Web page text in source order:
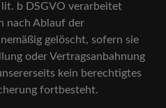
b DSGVO verarbeitet
nach Ablauf der
gelöscht, sofern sie
oder Vertragsanbahnung
kein berechtigtes
fortbesteht.